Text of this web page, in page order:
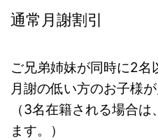
通常月謝割引
ご兄弟姉妹が同時に2名
月謝の低い方のお子様が
（3名在籍される場合
ます。）